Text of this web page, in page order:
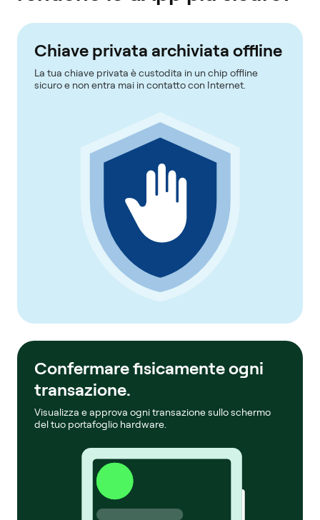
Chiave privata archiviata offline
La tua chiave privata è custodita in un chip offline
sicuro e non entra mai in contatto con Internet.
Confermare fisicamente ogni
transazione.
Visualizza e approva ogni transazione sullo schermo
del tuo portafoglio hardware.